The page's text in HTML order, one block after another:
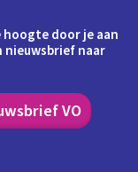
door je aan
nieuwsbrief naar
VO